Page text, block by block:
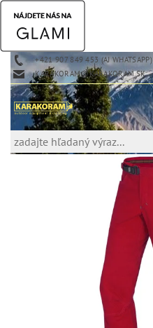
+421 907 849 453 (AJ WHATSAPP)
KARAKORAM@KARAKORAM.SK